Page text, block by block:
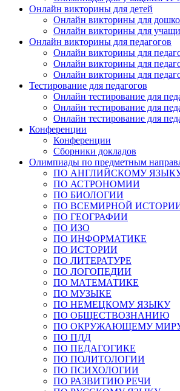
Онлайн викторины для детей
Онлайн викторины для
Онлайн викторины для
Онлайн викторины для педагогов
Онлайн викторины для
Онлайн викторины для
Онлайн викторины для
Тестирование для педагогов
Онлайн тестирование для
Онлайн тестирование для
Онлайн тестирование для
Конференции
Конференции
Сборники докладов
Олимпиады по предметным
ПО АНГЛИЙСКОМУ
ПО АСТРОНОМИИ
ПО БИОЛОГИИ
ПО ВСЕМИРНОЙ
ПО ГЕОГРАФИИ
ПО ИЗО
ПО ИНФОРМАТИКЕ
ПО ИСТОРИИ
ПО ЛИТЕРАТУРЕ
ПО ЛОГОПЕДИИ
ПО МАТЕМАТИКЕ
ПО МУЗЫКЕ
ПО НЕМЕЦКОМУ ЯЗЫКУ
ПО ОБЩЕСТВОЗНАНИЮ
ПО ОКРУЖАЮЩЕМУ
ПО ПДД
ПО ПЕДАГОГИКЕ
ПО ПОЛИТОЛОГИИ
ПО ПСИХОЛОГИИ
ПО РАЗВИТИЮ РЕЧИ